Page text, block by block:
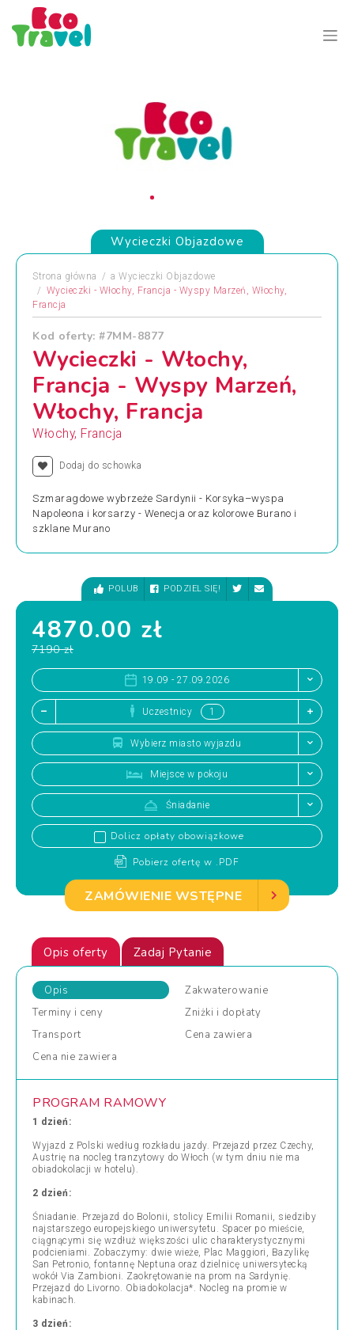
Wycieczki Objazdowe
Strona główna a Wycieczki Objazdowe
Wycieczki - Włochy, Francja - Wyspy Marzeń, Włochy,
Francja
Kod oferty: #7MM-8877
Wycieczki - Włochy,
Francja - Wyspy Marzeń,
Włochy, Francja
Włochy, Francja
Dodaj do schowka
Szmaragdowe wybrzeże Sardynii - Korsyka–wyspa
Napoleona i korsarzy - Wenecja oraz kolorowe Burano i
szklane Murano
POLUB PODZIEL SIĘ!
4870.00 zł
7190 zł
19.09 - 27.09.2026
Uczestnicy
Wybierz miasto wyjazdu
Miejsce w pokoju
Śniadanie
Dolicz opłaty obowiązkowe
Pobierz ofertę w .PDF
ZAMÓWIENIE WSTĘPNE
Opis oferty Zadaj Pytanie
Opis
Zakwaterowanie
Terminy i ceny Zniżki i dopłaty
Transport
Cena zawiera
Cena nie zawiera
PROGRAM RAMOWY
1 dzień:
Wyjazd z Polski według rozkładu jazdy. Przejazd przez Czechy,
Austrię na nocleg tranzytowy do Włoch (w tym dniu nie ma
obiadokolacji w hotelu).
2 dzień:
Śniadanie. Przejazd do Bolonii, stolicy Emilii Romanii, siedziby
najstarszego europejskiego uniwersytetu. Spacer po mieście,
ciągnącymi się wzdłuż większości ulic charakterystycznymi
podcieniami. Zobaczymy: dwie wieże, Plac Maggiori, Bazylikę
San Petronio, fontannę Neptuna oraz dzielnicę uniwersytecką
wokół Via Zambioni. Zaokrętowanie na prom na Sardynię.
Przejazd do Livorno. Obiadokolacja*. Nocleg na promie w
kabinach.
3 dzień: